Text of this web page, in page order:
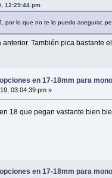
12:29:44 pm
por lo que no te lo puedo asegurar,
También pica bastante
en 17-18mm para
03:04:39 pm »
18 que pegan vastante bien
en 17-18mm para